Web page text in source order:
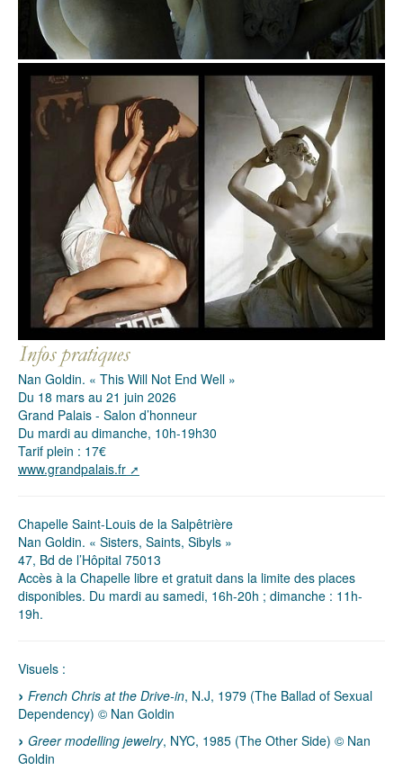
Nan Goldin. « This Will Not End Well »
Du 18 mars au 21 juin 2026
Grand Palais - Salon d’honneur
Du mardi au dimanche, 10h-19h30
Tarif plein : 17€
www.grandpalais.fr
Chapelle Saint-Louis de la Salpêtrière
Nan Goldin. « Sisters, Saints, Sibyls »
47, Bd de l’Hôpital 75013
Accès à la Chapelle libre et gratuit dans la limite des places
disponibles. Du mardi au samedi, 16h-20h ; dimanche : 11h-
19h.
Visuels :
French Chris at the Drive-in, N.J, 1979 (The Ballad of Sexual
Dependency) © Nan Goldin
Greer modelling jewelry, NYC, 1985 (The Other Side) © Nan
Goldin